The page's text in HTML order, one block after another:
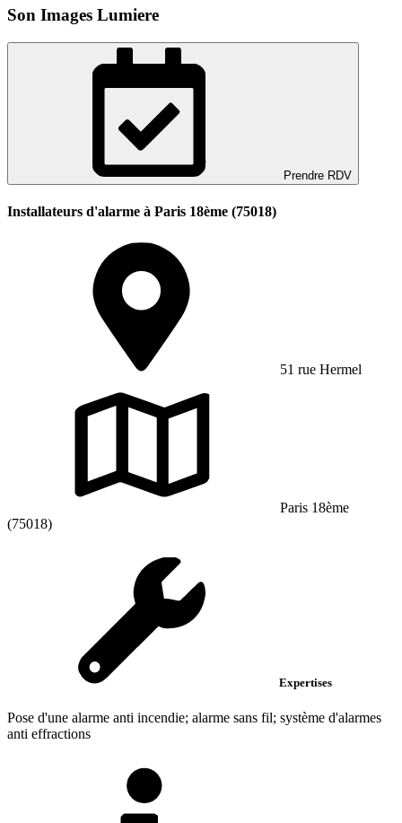
Son Images Lumiere
Prendre RDV
Installateurs d'alarme à Paris 18ème (75018)
51 rue Hermel
Paris 18ème
(75018)
Expertises
Pose d'une alarme anti incendie; alarme sans fil; système d'alarmes
anti effractions